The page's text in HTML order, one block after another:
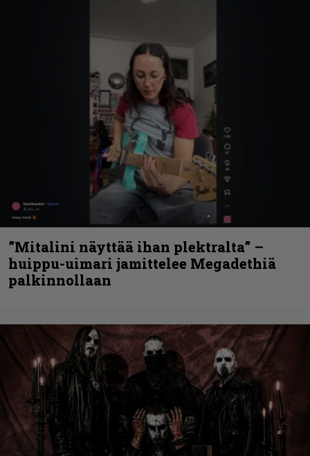
”Mitalini näyttää ihan plektralta” –
huippu-uimari jamittelee Megadethiä
palkinnollaan